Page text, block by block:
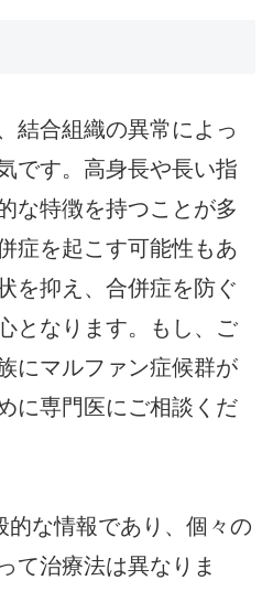
結合組織の異常によっ
です。高身長や長い指
な特徴を持つことが多
症を起こす可能性もあ
を抑え、合併症を防ぐ
となります。もし、ご
にマルファン症候群が
に専門医にご相談くだ
的な情報であり、個々の
て治療法は異なりま